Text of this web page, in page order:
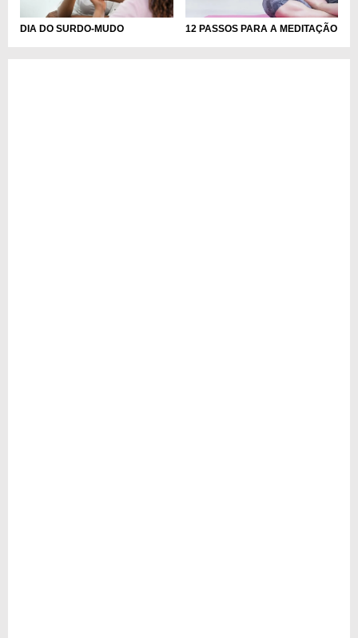
DIA DO SURDO-MUDO 12 PASSOS PARA A MEDITAÇÃO